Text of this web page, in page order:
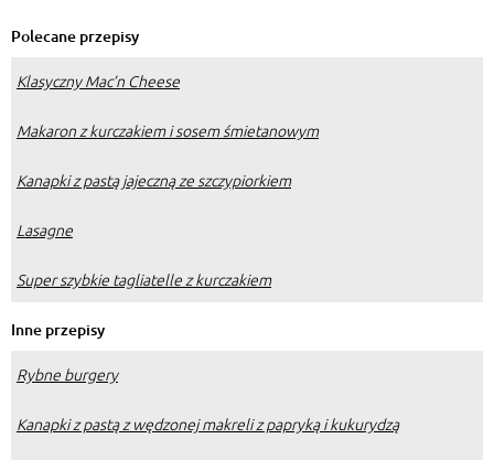
Polecane przepisy
Klasyczny Mac’n Cheese
Makaron z kurczakiem i sosem śmietanowym
Kanapki z pastą jajeczną ze szczypiorkiem
Lasagne
Super szybkie tagliatelle z kurczakiem
Inne przepisy
Rybne burgery
Kanapki z pastą z wędzonej makreli z papryką i kukurydzą